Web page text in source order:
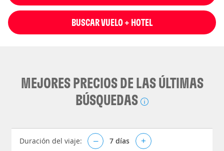
BUSCAR VUELO + HOTEL
MEJORES PRECIOS DE LAS ÚLTIMAS
BÚSQUEDAS
Duración del viaje: – 7 días +